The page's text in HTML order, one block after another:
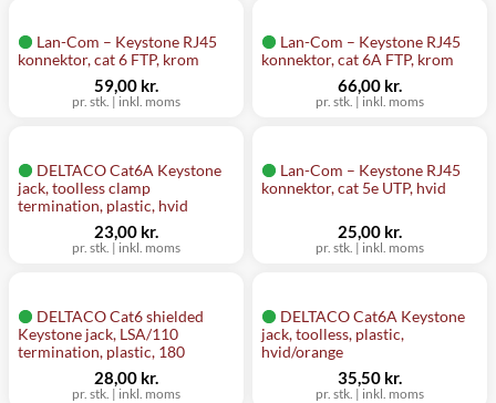
Lan-Com – Keystone RJ45
konnektor, cat 6 FTP, krom
pr. stk. | inkl. moms
59,00 kr.
Lan-Com – Keystone RJ45
konnektor, cat 6A FTP, krom
pr. stk. | inkl. moms
66,00 kr.
DELTACO Cat6A Keystone
jack, toolless clamp
termination, plastic, hvid
pr. stk. | inkl. moms
23,00 kr.
Lan-Com – Keystone RJ45
konnektor, cat 5e UTP, hvid
pr. stk. | inkl. moms
25,00 kr.
DELTACO Cat6 shielded
Keystone jack, LSA/110
termination, plastic, 180
pr. stk. | inkl. moms
28,00 kr.
DELTACO Cat6A Keystone
jack, toolless, plastic,
hvid/orange
pr. stk. | inkl. moms
35,50 kr.